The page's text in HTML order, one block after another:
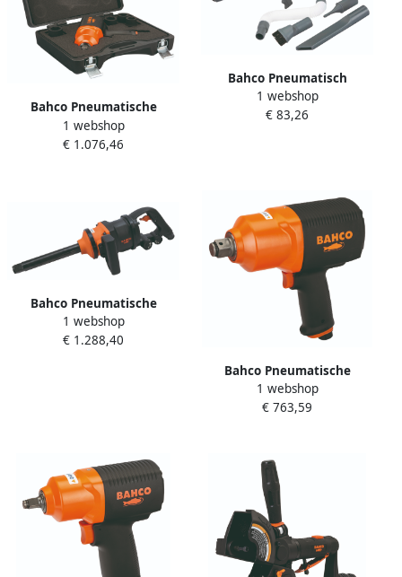
Bahco Pneumatische
slagmoersleutelset 3 4"
BPC817K1
1 webshop
€ 1.076,46
Bahco Pneumatisch
blaaspistool BP219V
1 webshop
€ 83,26
Bahco Pneumatische
slagmoersleutel 1" |
lichtgewicht | met lange as
1 webshop
€ 1.288,40
Bahco Pneumatische
slagmoersleutel 3 4" |
composiet BPC817
1 webshop
€ 763,59